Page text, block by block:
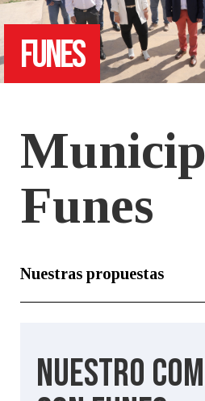
FUNES
Funes
Nuestras propuestas
Nuestro